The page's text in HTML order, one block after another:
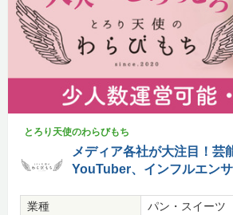
とろり天使のわらびもち
メディア各社が大注目！芸
YouTuber、インフルエン
業種
パン・スイーツ